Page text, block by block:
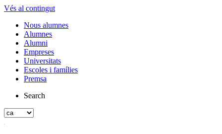
Vés al contingut
Nous alumnes
Alumnes
Alumni
Empreses
Universitats
Escoles i famílies
Premsa
Search